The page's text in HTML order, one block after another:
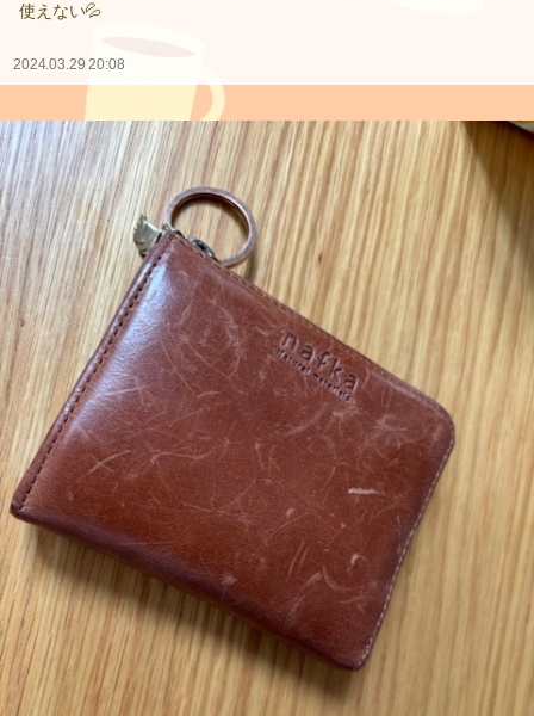
使えない💦
2024.03.29 20:08